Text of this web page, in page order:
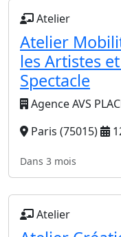
Atelier
Atelier
les Artistes
Spectacle
Agence AVS
Paris (75015)
Dans 3 mois
Atelier